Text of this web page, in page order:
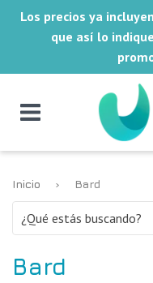
Los precios ya
que así lo
Inicio › Bard
Bard